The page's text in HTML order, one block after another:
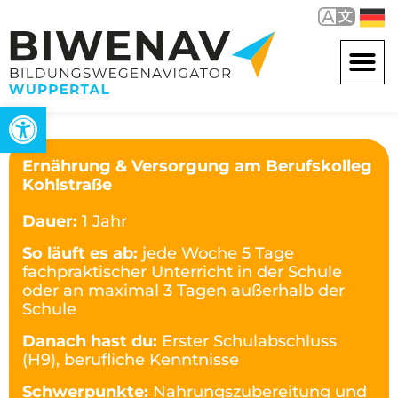
Werkzeugleiste öffnen
Ernährung & Versorgung am Berufskolleg
Kohlstraße
Dauer: 1 Jahr
So läuft es ab: jede Woche 5 Tage
fachpraktischer Unterricht in der Schule
oder an maximal 3 Tagen außerhalb der
Schule
Danach hast du: Erster Schulabschluss
(H9), berufliche Kenntnisse
Schwerpunkte: Nahrungszubereitung und